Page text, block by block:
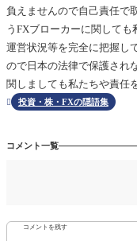
負えませんので自己責任で
うFXブローカーに関しても
運営状況等を完全に把握し
ので日本の法律で保護され
関しましても私たちや責任
 投資・株・FXの隠語集
コメント一覧
コメントを残す